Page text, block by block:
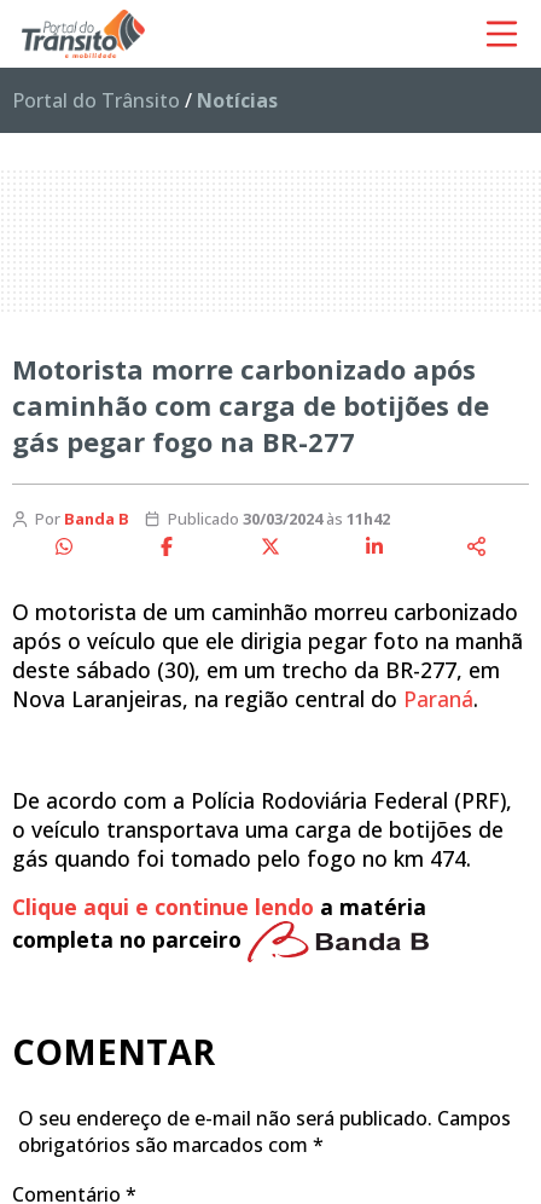
Portal do Trânsito / Notícias
Motorista morre carbonizado após
caminhão com carga de botijões de
gás pegar fogo na BR-277
Por Banda B Publicado 30/03/2024às 11h42
O motorista de um caminhão morreu carbonizado
após o veículo que ele dirigia pegar foto na manhã
deste sábado (30), em um trecho da BR-277, em
Nova Laranjeiras, na região central do Paraná.
De acordo com a Polícia Rodoviária Federal (PRF),
o veículo transportava uma carga de botijões de
gás quando foi tomado pelo fogo no km 474.
Clique aqui e continue lendo a matéria
completa no parceiro
COMENTAR
O seu endereço de e-mail não será publicado. Campos
obrigatórios são marcados com *
Comentário *